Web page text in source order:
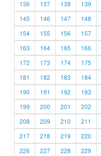
136
137 138 139
145
146 147 148
154
155 156 157
163
164 165 166
172
173 174 175
181
182 183 184
190
191 192 193
199
200 201 202
208
209 210 211
217
218 219 220
226
227 228 229